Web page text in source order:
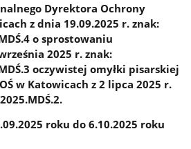
Dyrektora Ochrony
z dnia 19.09.2025 r. znak:
o sprostowaniu
2025 r. znak:
oczywistej omyłki pisarskiej
w Katowicach z 2 lipca 2025 r.
roku do 6.10.2025 roku